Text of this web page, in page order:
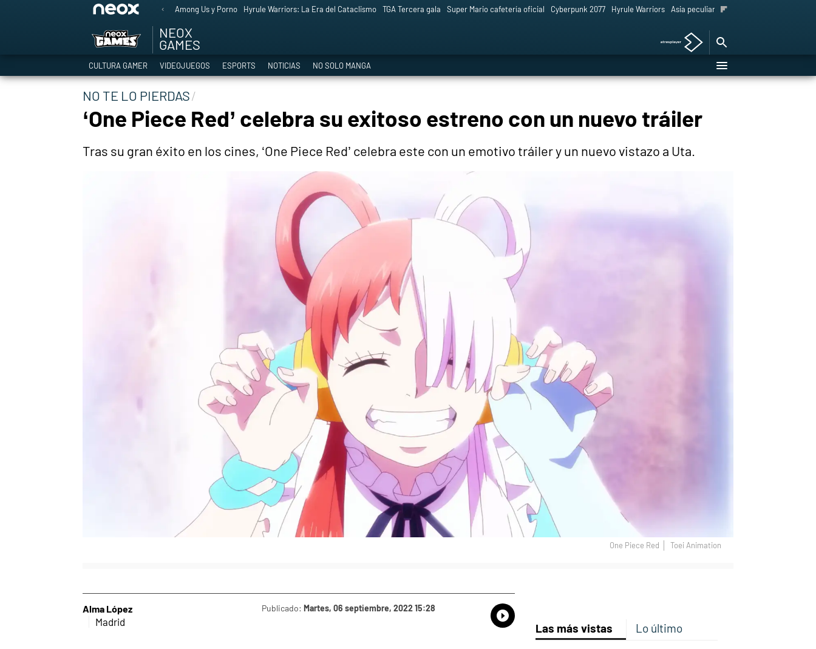
Among Us y Porno Hyrule Warriors: La Era del Cataclismo TGA Tercera gala Super Mario cafetería oficial Cyberpunk 2077 Hyrule Warriors Asia peculiar tradición
NEOX
GAMES
CULTURA GAMER VIDEOJUEGOS ESPORTS NOTICIAS NO SOLO MANGA
NO TE LO PIERDAS
‘One Piece Red’ celebra su exitoso estreno con un nuevo tráiler
Tras su gran éxito en los cines, ‘One Piece Red’ celebra este con un emotivo tráiler y un nuevo vistazo a Uta.
One Piece Red Toei Animation
Alma López
Madrid
Publicado: Martes, 06 septiembre, 2022 15:28
Whatsapp
Compartir
Las más vistas Lo último